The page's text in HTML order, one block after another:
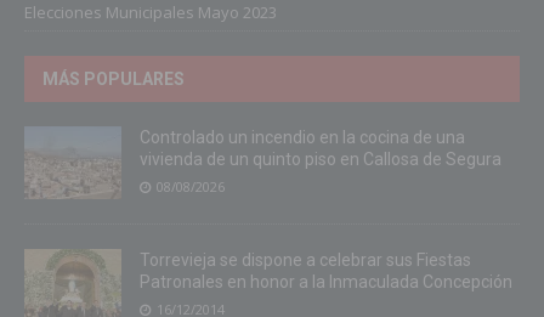
Elecciones Municipales Mayo 2023
MÁS POPULARES
Controlado un incendio en la cocina de una
vivienda de un quinto piso en Callosa de Segura
08/08/2026
Torrevieja se dispone a celebrar sus Fiestas
Patronales en honor a la Inmaculada Concepción
16/12/2014